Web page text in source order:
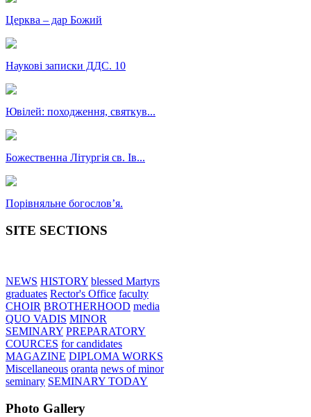
Церква – дар Божий
Наукові записки ДДС. 10
Ювілей: походження, святкув...
Божественна Літургія св. Ів...
Порівняльне богословʼя.
SITE SECTIONS
NEWS HISTORY blessed Martyrs
graduates Rector's Office faculty
CHOIR BROTHERHOOD media
QUO VADIS MINOR
SEMINARY PREPARATORY
COURCES for candidates
MAGAZINE DIPLOMA WORKS
Miscellaneous oranta news of minor
seminary SEMINARY TODAY
Photo Gallery